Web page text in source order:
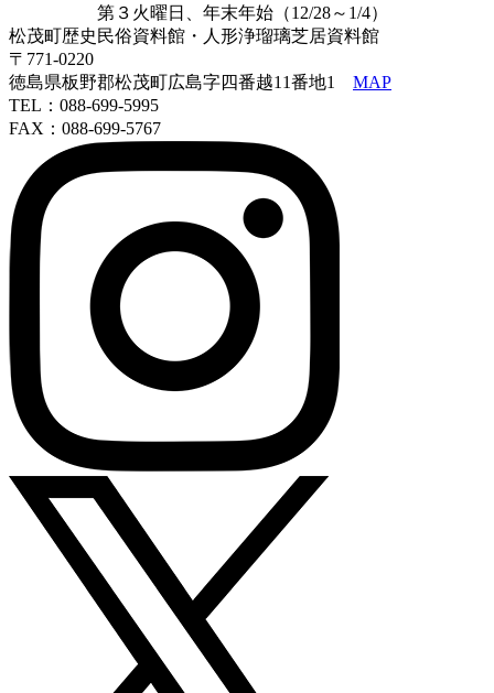
第３火曜日、年末年始（12/28～1/4）
松茂町歴史民俗資料館・人形浄瑠璃芝居資料館
〒771-0220
徳島県板野郡松茂町広島字四番越11番地1 MAP
TEL：088-699-5995
FAX：088-699-5767